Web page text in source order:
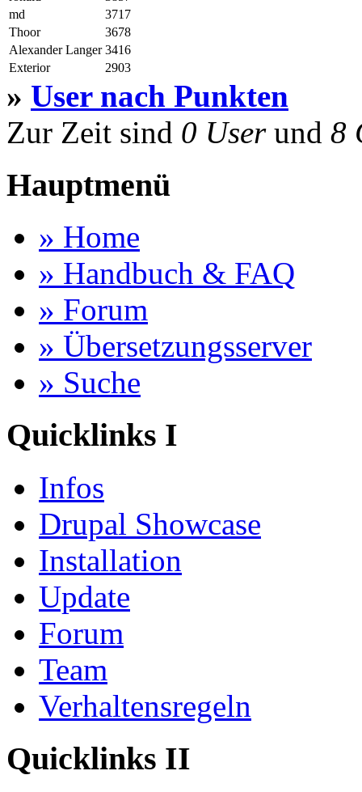
md
3717
Thoor
3678
Alexander Langer 3416
Exterior
2903
» User nach Punkten
Zur Zeit sind 0 Userund 8
Hauptmenü
» Home
» Handbuch & FAQ
» Forum
» Übersetzungsserver
» Suche
Quicklinks I
Infos
Drupal Showcase
Installation
Update
Forum
Team
Verhaltensregeln
Quicklinks II